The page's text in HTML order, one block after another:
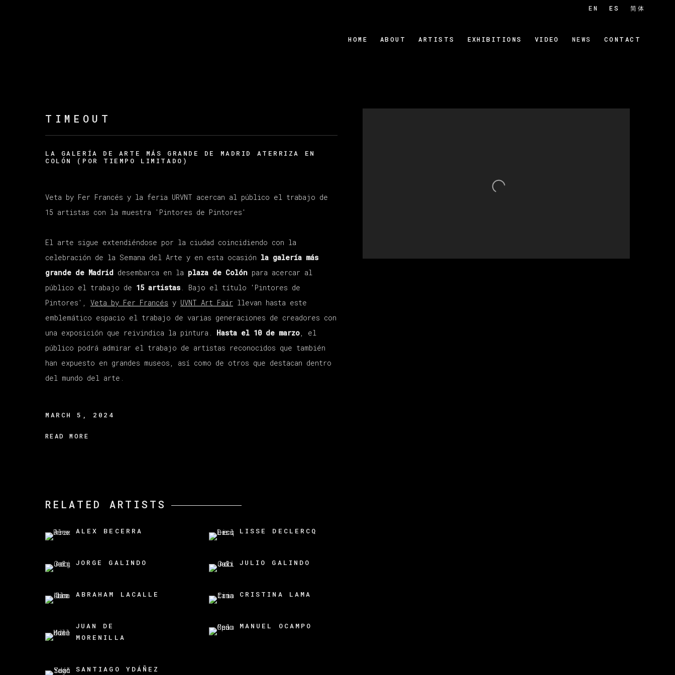
HOME ABOUT ARTISTS EXHIBITIONS VIDEO NEWS CONTACT
EN ES 简体
TIMEOUT
LA GALERÍA DE ARTE MÁS GRANDE DE MADRID ATERRIZA EN
COLÓN (POR TIEMPO LIMITADO)
Veta by Fer Francés y la feria URVNT acercan al público el trabajo de
15 artistas con la muestra 'Pintores de Pintores'
El arte sigue extendiéndose por la ciudad coincidiendo con la
celebración de la Semana del Arte y en esta ocasión la galería más
grande de Madrid desembarca en la plaza de Colón para acercar al
público el trabajo de 15 artistas . Bajo el título 'Pintores de
Pintores', Veta by Fer Francés y UVNT Art Fair llevan hasta este
emblemático espacio el trabajo de varias generaciones de creadores con
una exposición que reivindica la pintura. Hasta el 10 de marzo, el
público podrá admirar el trabajo de artistas reconocidos que también
han expuesto en grandes museos, así como de otros que destacan dentro
del mundo del arte.
MARCH 5, 2024
READ MORE
RELATED ARTISTS
ALEX BECERRA LISSE DECLERCQ
JORGE GALINDO JULIO GALINDO
ABRAHAM LACALLE CRISTINA LAMA
JUAN DE
MORENILLA
MANUEL OCAMPO
SANTIAGO YDÁÑEZ